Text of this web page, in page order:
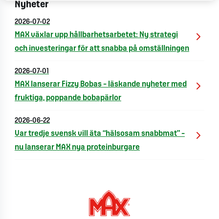
Nyheter
2026-07-02
MAX växlar upp hållbarhetsarbetet: Ny strategi
och investeringar för att snabba på omställningen
2026-07-01
MAX lanserar Fizzy Bobas – läskande nyheter med
fruktiga, poppande bobapärlor
2026-06-22
Var tredje svensk vill äta “hälsosam snabbmat” –
nu lanserar MAX nya proteinburgare